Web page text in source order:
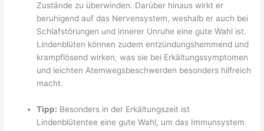
Zustände zu überwinden. Darüber hinaus wirkt er
beruhigend auf das Nervensystem, weshalb er auch bei
Schlafstörungen und innerer Unruhe eine gute Wahl ist.
Lindenblüten können zudem entzündungshemmend und
krampflösend wirken, was sie bei Erkältungssymptomen
und leichten Atemwegsbeschwerden besonders hilfreich
macht.
Tipp: Besonders in der Erkältungszeit ist
Lindenblütentee eine gute Wahl, um das Immunsystem